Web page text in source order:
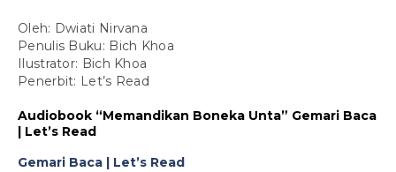
Oleh: Dwiati Nirvana
Penulis Buku: Bich Khoa
Ilustrator: Bich Khoa
Penerbit: Let’s Read
Audiobook “Memandikan Boneka Unta” Gemari Baca
| Let’s Read
Gemari Baca | Let’s Read